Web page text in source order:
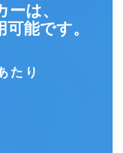
は、
能です。
たり